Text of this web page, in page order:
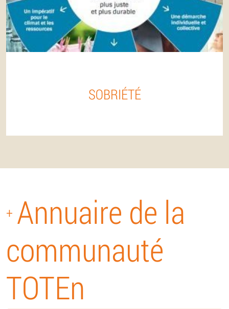
SOBRIÉTÉ
+ Annuaire de la
communauté
TOTEn